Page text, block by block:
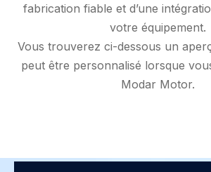
fabrication fiable et d’une
votre équipement.
Vous trouverez ci-dessous un
peut être personnalisé lorsque
Modar Motor.